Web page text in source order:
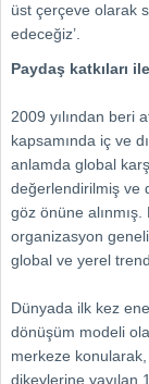
üst çerçeve olarak
edeceğiz’.
Paydaş katkıları
2009 yılından beri
kapsamında iç ve
anlamda global
değerlendirilmiş ve
göz önüne
organizasyon
global ve yerel
Dünyada ilk kez
dönüşüm modeli
merkeze
dikeylerine yayılan